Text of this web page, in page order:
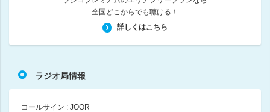
ヤマヒロのぴかッとモーニング (2)
メッセンジャーあいはらのYouはこれから！Everyday (1)
あいはら（メッセンジャー）、武川智美
10:00 ～ 11:00
全国どこからでも聴ける！
詳しくはこちら
ラジオ局情報
コールサイン : JOOR